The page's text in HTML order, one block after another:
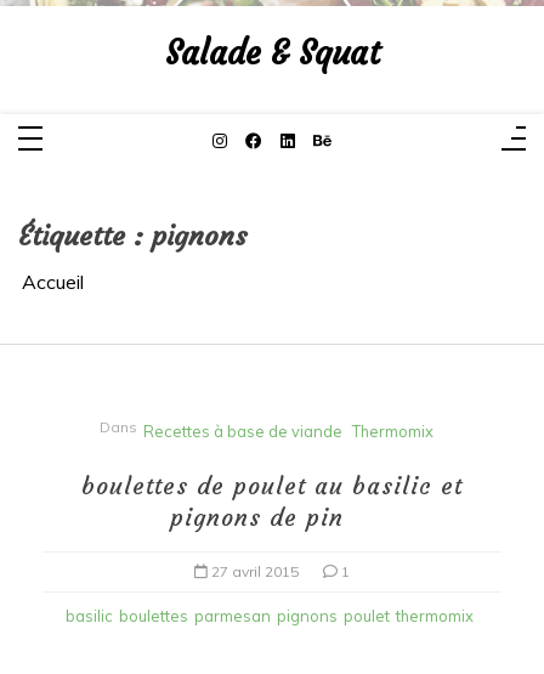
Aller
Salade & Squat
Étiquette : pignons
Accueil
Dans Recettes à base de viande Thermomix
boulettes de poulet au basilic et
pignons de pin
27 avril 2015 1
basilic boulettes parmesan pignons poulet thermomix